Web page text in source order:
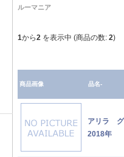
ルーマニア
1から2 を表示中 (商品の数: 2)
商品画像 品名-
アリラ
2018年